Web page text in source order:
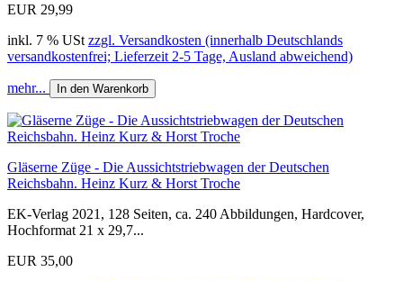
EUR 29,99
inkl. 7 % USt zzgl. Versandkosten (innerhalb Deutschlands
versandkostenfrei; Lieferzeit 2-5 Tage, Ausland abweichend)
mehr... In den Warenkorb
Gläserne Züge - Die Aussichtstriebwagen der Deutschen
Reichsbahn. Heinz Kurz & Horst Troche
EK-Verlag 2021, 128 Seiten, ca. 240 Abbildungen, Hardcover,
Hochformat 21 x 29,7...
EUR 35,00